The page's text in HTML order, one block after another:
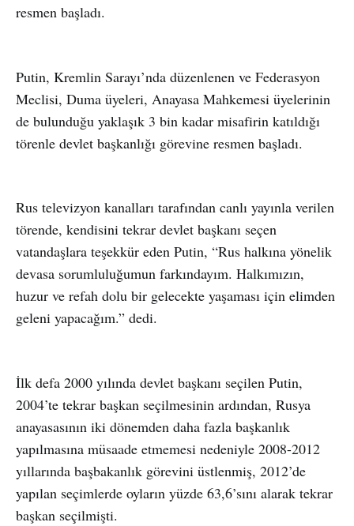
resmen başladı.
Putin, Kremlin Sarayı’nda düzenlenen ve Federasyon
Meclisi, Duma üyeleri, Anayasa Mahkemesi üyelerinin
de bulunduğu yaklaşık 3 bin kadar misafirin katıldığı
törenle devlet başkanlığı görevine resmen başladı.
Rus televizyon kanalları tarafından canlı yayınla verilen
törende, kendisini tekrar devlet başkanı seçen
vatandaşlara teşekkür eden Putin, “Rus halkına yönelik
devasa sorumluluğumun farkındayım. Halkımızın,
huzur ve refah dolu bir gelecekte yaşaması için elimden
geleni yapacağım.” dedi.
İlk defa 2000 yılında devlet başkanı seçilen Putin,
2004’te tekrar başkan seçilmesinin ardından, Rusya
anayasasının iki dönemden daha fazla başkanlık
yapılmasına müsaade etmemesi nedeniyle 2008-2012
yıllarında başbakanlık görevini üstlenmiş, 2012’de
yapılan seçimlerde oyların yüzde 63,6’sını alarak tekrar
başkan seçilmişti.